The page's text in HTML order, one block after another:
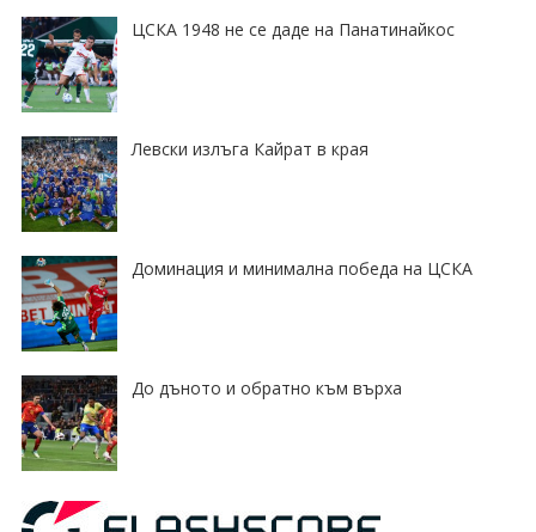
ЦСКА 1948 не се даде на Панатинайкос
Левски излъга Кайрат в края
Доминация и минимална победа на ЦСКА
До дъното и обратно към върха